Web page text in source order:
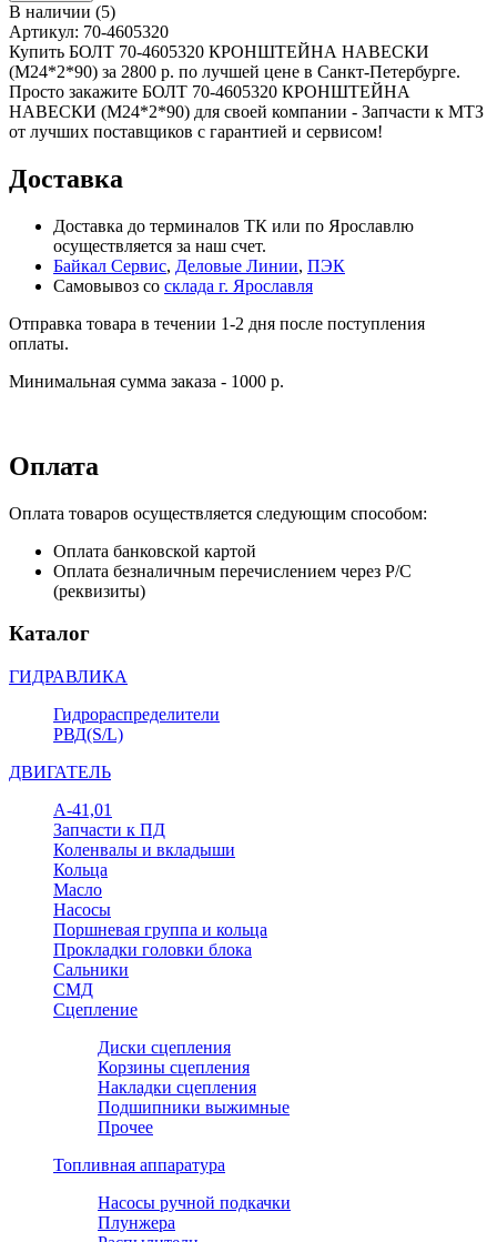
В наличии (5)
Артикул: 70-4605320
Купить БОЛТ 70-4605320 КРОНШТЕЙНА НАВЕСКИ
(М24*2*90) за 2800 р. по лучшей цене в Санкт-Петербурге.
Просто закажите БОЛТ 70-4605320 КРОНШТЕЙНА
НАВЕСКИ (М24*2*90) для своей компании - Запчасти к МТЗ
от лучших поставщиков с гарантией и сервисом!
Доставка
Доставка до терминалов ТК или по Ярославлю
осуществляется за наш счет.
Байкал Сервис, Деловые Линии, ПЭК
Самовывоз со склада г. Ярославля
Отправка товара в течении 1-2 дня после поступления
оплаты.
Минимальная сумма заказа - 1000 р.
Оплата
Оплата товаров осуществляется следующим способом:
Оплата банковской картой
Оплата безналичным перечислением через Р/С
(реквизиты)
Каталог
ГИДРАВЛИКА
Гидрораспределители
РВД(S/L)
ДВИГАТЕЛЬ
А-41,01
Запчасти к ПД
Коленвалы и вкладыши
Кольца
Масло
Насосы
Поршневая группа и кольца
Прокладки головки блока
Сальники
СМД
Сцепление
Диски сцепления
Корзины сцепления
Накладки сцепления
Подшипники выжимные
Прочее
Топливная аппаратура
Насосы ручной подкачки
Плунжера